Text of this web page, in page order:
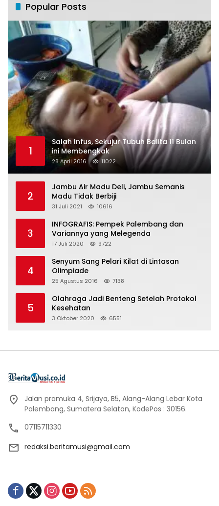
Popular Posts
1
Salah Infus, Sekujur Tubuh Balita 11 Bulan
ini Membengkak
28 April 2016 11022
2
Jambu Air Madu Deli, Jambu Semanis
Madu Tidak Berbiji
31 Juli 2021 10616
3
INFOGRAFIS: Pempek Palembang dan
Variannya yang Melegenda
17 Juli 2020 9722
4
Senyum Sang Pelari Kilat di Lintasan
Olimpiade
25 Agustus 2016 7138
5
Olahraga Jadi Benteng Setelah Protokol
Kesehatan
3 Oktober 2020 6551
Jalan pramuka 4, Srijaya, B5, Alang-Alang Lebar Kota
Palembang, Sumatera Selatan, KodePos : 30156.
07115711330
redaksi.beritamusi@gmail.com